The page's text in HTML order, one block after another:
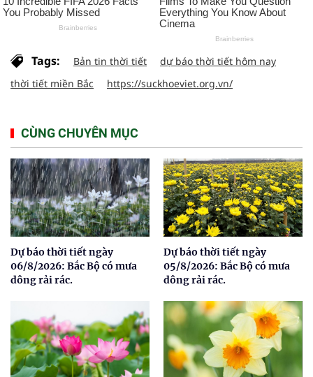
Tags: Bản tin thời tiết
dự báo thời tiết hôm nay
thời tiết miền Bắc
https://suckhoeviet.org.vn/
CÙNG CHUYÊN MỤC
Dự báo thời tiết ngày
06/8/2026: Bắc Bộ có mưa
dông rải rác.
Dự báo thời tiết ngày
05/8/2026: Bắc Bộ có mưa
dông rải rác.